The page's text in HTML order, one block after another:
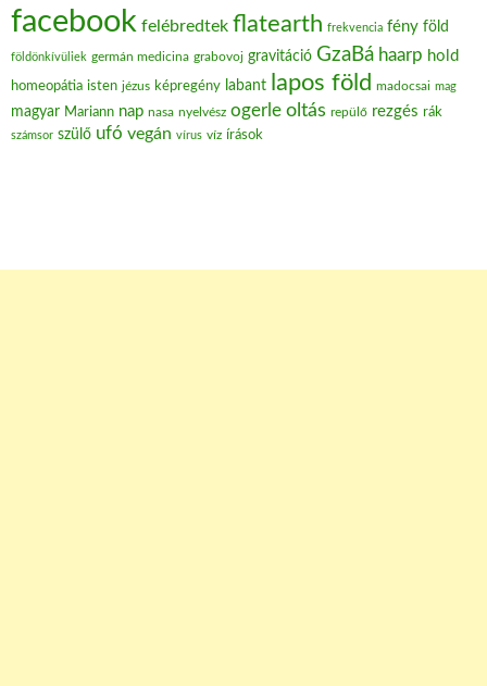
facebook felébredtek flatearth frekvencia fény föld
földönkívüliek germán medicina grabovoj gravitáció GzaBá haarp hold
homeopátia isten jézus képregény labant lapos föld madocsai mag
magyar Mariann nap nasa nyelvész ogerle oltás repülő rezgés rák
számsor szülő ufó vegán vírus víz írások